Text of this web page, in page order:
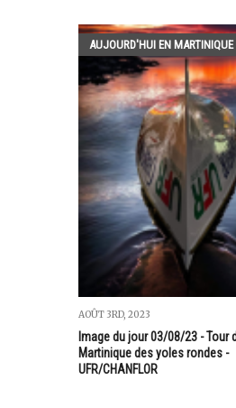
AUJOURD'HUI EN MARTINIQUE
AOÛT 3RD, 2023
Image du jour 03/08/23 - Tour
Martinique des yoles rondes -
UFR/CHANFLOR